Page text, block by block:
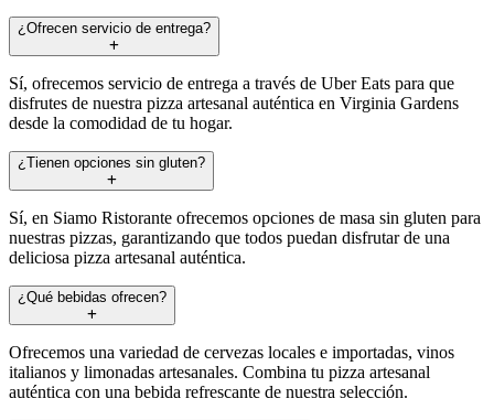
¿Ofrecen servicio de entrega?
Sí, ofrecemos servicio de entrega a través de Uber Eats para que
disfrutes de nuestra pizza artesanal auténtica en Virginia Gardens
desde la comodidad de tu hogar.
¿Tienen opciones sin gluten?
Sí, en Siamo Ristorante ofrecemos opciones de masa sin gluten para
nuestras pizzas, garantizando que todos puedan disfrutar de una
deliciosa pizza artesanal auténtica.
¿Qué bebidas ofrecen?
Ofrecemos una variedad de cervezas locales e importadas, vinos
italianos y limonadas artesanales. Combina tu pizza artesanal
auténtica con una bebida refrescante de nuestra selección.